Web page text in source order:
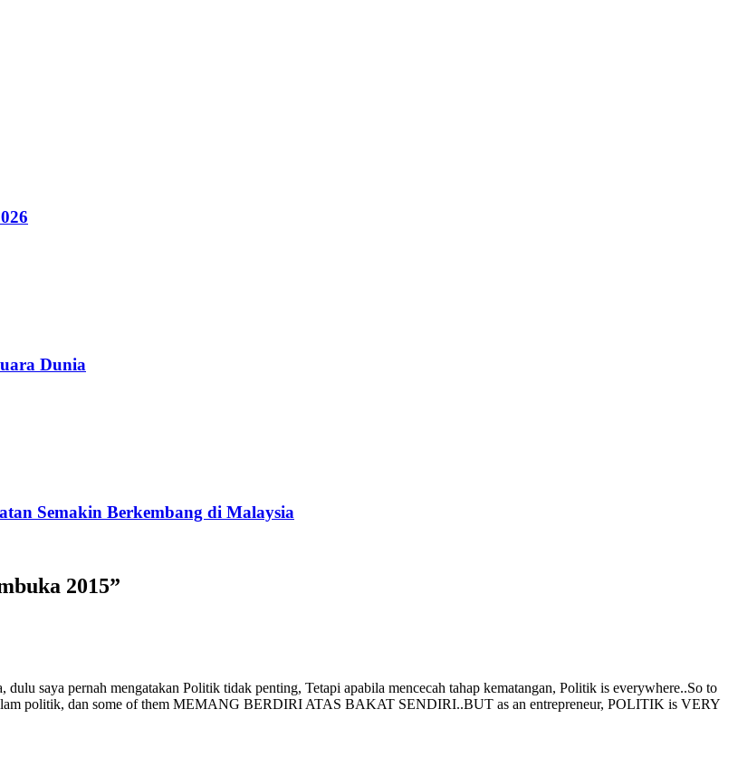
Dunia
Semakin Berkembang di Malaysia
2015”
saya pernah mengatakan Politik tidak penting, Tetapi apabila mencecah tahap kematangan, Politik is everywhere..So to
politik, dan some of them MEMANG BERDIRI ATAS BAKAT SENDIRI..BUT as an entrepreneur, POLITIK is VERY